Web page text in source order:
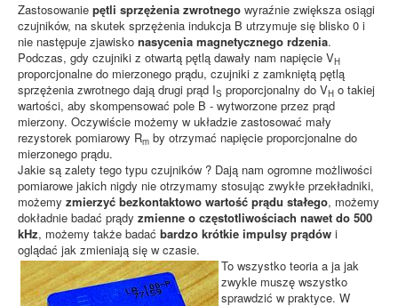
Zastosowanie pętli sprzężenia zwrotnego wyraźnie zwiększa osiągi
czujników, na skutek sprzężenia indukcja B utrzymuje się blisko 0 i
nie następuje zjawisko nasycenia magnetycznego rdzenia.
Podczas, gdy czujniki z otwartą pętlą dawały nam napięcie VH
proporcjonalne do mierzonego prądu, czujniki z zamkniętą pętlą
sprzężenia zwrotnego dają drugi prąd IS proporcjonalny do VH o takiej
wartości, aby skompensować pole B - wytworzone przez prąd
mierzony. Oczywiście możemy w układzie zastosować mały
rezystorek pomiarowy Rm by otrzymać napięcie proporcjonalne do
mierzonego prądu.
Jakie są zalety tego typu czujników ? Dają nam ogromne możliwości
pomiarowe jakich nigdy nie otrzymamy stosując zwykłe przekładniki,
możemy zmierzyć bezkontaktowo wartość prądu stałego, możemy
dokładnie badać prądy zmienne o częstotliwościach nawet do 500
kHz, możemy także badać bardzo krótkie impulsy prądów i
oglądać jak zmieniają się w czasie.
To wszystko teoria a ja jak
zwykle muszę wszystko
sprawdzić w praktyce. W